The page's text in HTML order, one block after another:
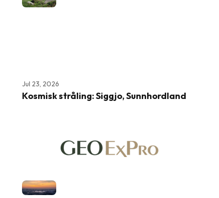
Jul 23, 2026
Kosmisk stråling: Siggjo, Sunnhordland